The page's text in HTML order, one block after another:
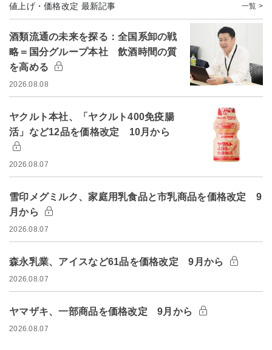
値上げ・価格改定 最新記事 一覧 >
酒類流通の未来を探る：全国系卸の戦
略＝国分グループ本社 飲酒時間の質
を高める
2026.08.08
ヤクルト本社、「ヤクルト400免疫腸
活」など12品を価格改定 10月から
2026.08.07
雪印メグミルク、家庭用乳食品と市乳商品を価格改定 9
月から
2026.08.07
森永乳業、アイスなど61品を価格改定 9月から
2026.08.07
ヤマザキ、一部商品を価格改定 9月から
2026.08.07